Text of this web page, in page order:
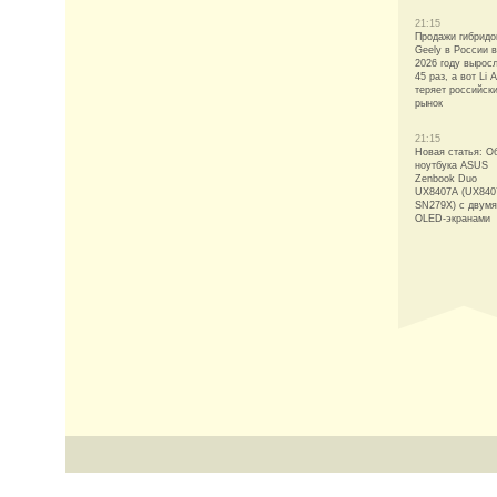
21:15
Продажи
Geely в России в
2026 году
45 раз, а вот Li
теряет
рынок
21:15
Новая статья:
ноутбука ASUS
Zenbook Duo
UX8407A
SN279X) с двумя
OLED-экранами